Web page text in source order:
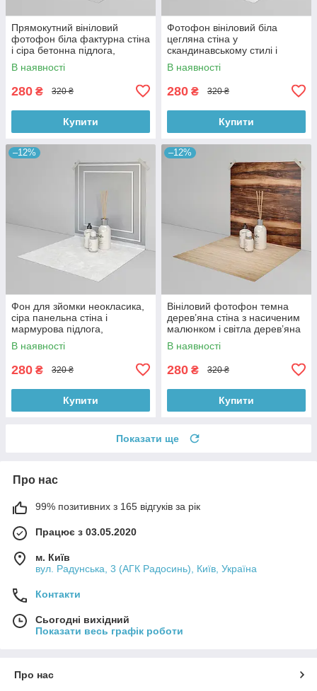
Прямокутний вініловий
фотофон біла фактурна стіна
і сіра бетонна підлога,
світлий мінімалізм 50×100
см, №59250
В наявності
280 ₴ 320 ₴
Купити
Фотофон вініловий біла
цегляна стіна у
скандинавському стилі і
вибілена підлога 50×100 см,
№59117
В наявності
280 ₴ 320 ₴
Купити
–12%
Фон для зйомки неокласика,
сіра панельна стіна і
мармурова підлога,
прямокутний вініловий
фотофон 50×100 см,
В наявності
280 ₴ 320 ₴
Купити
–12%
Вініловий фотофон темна
дерев’яна стіна з насиченим
малюнком і світла дерев’яна
підлога, стиль лофт 50×100
см, №59258
В наявності
280 ₴ 320 ₴
Купити
Показати ще
Про нас
99% позитивних з 165 відгуків за рік
Працює з 03.05.2020
м. Київ
вул. Радунська, 3 (АГК Радосинь), Київ, Україна
Контакти
Сьогодні вихідний
Показати весь графік роботи
Про нас